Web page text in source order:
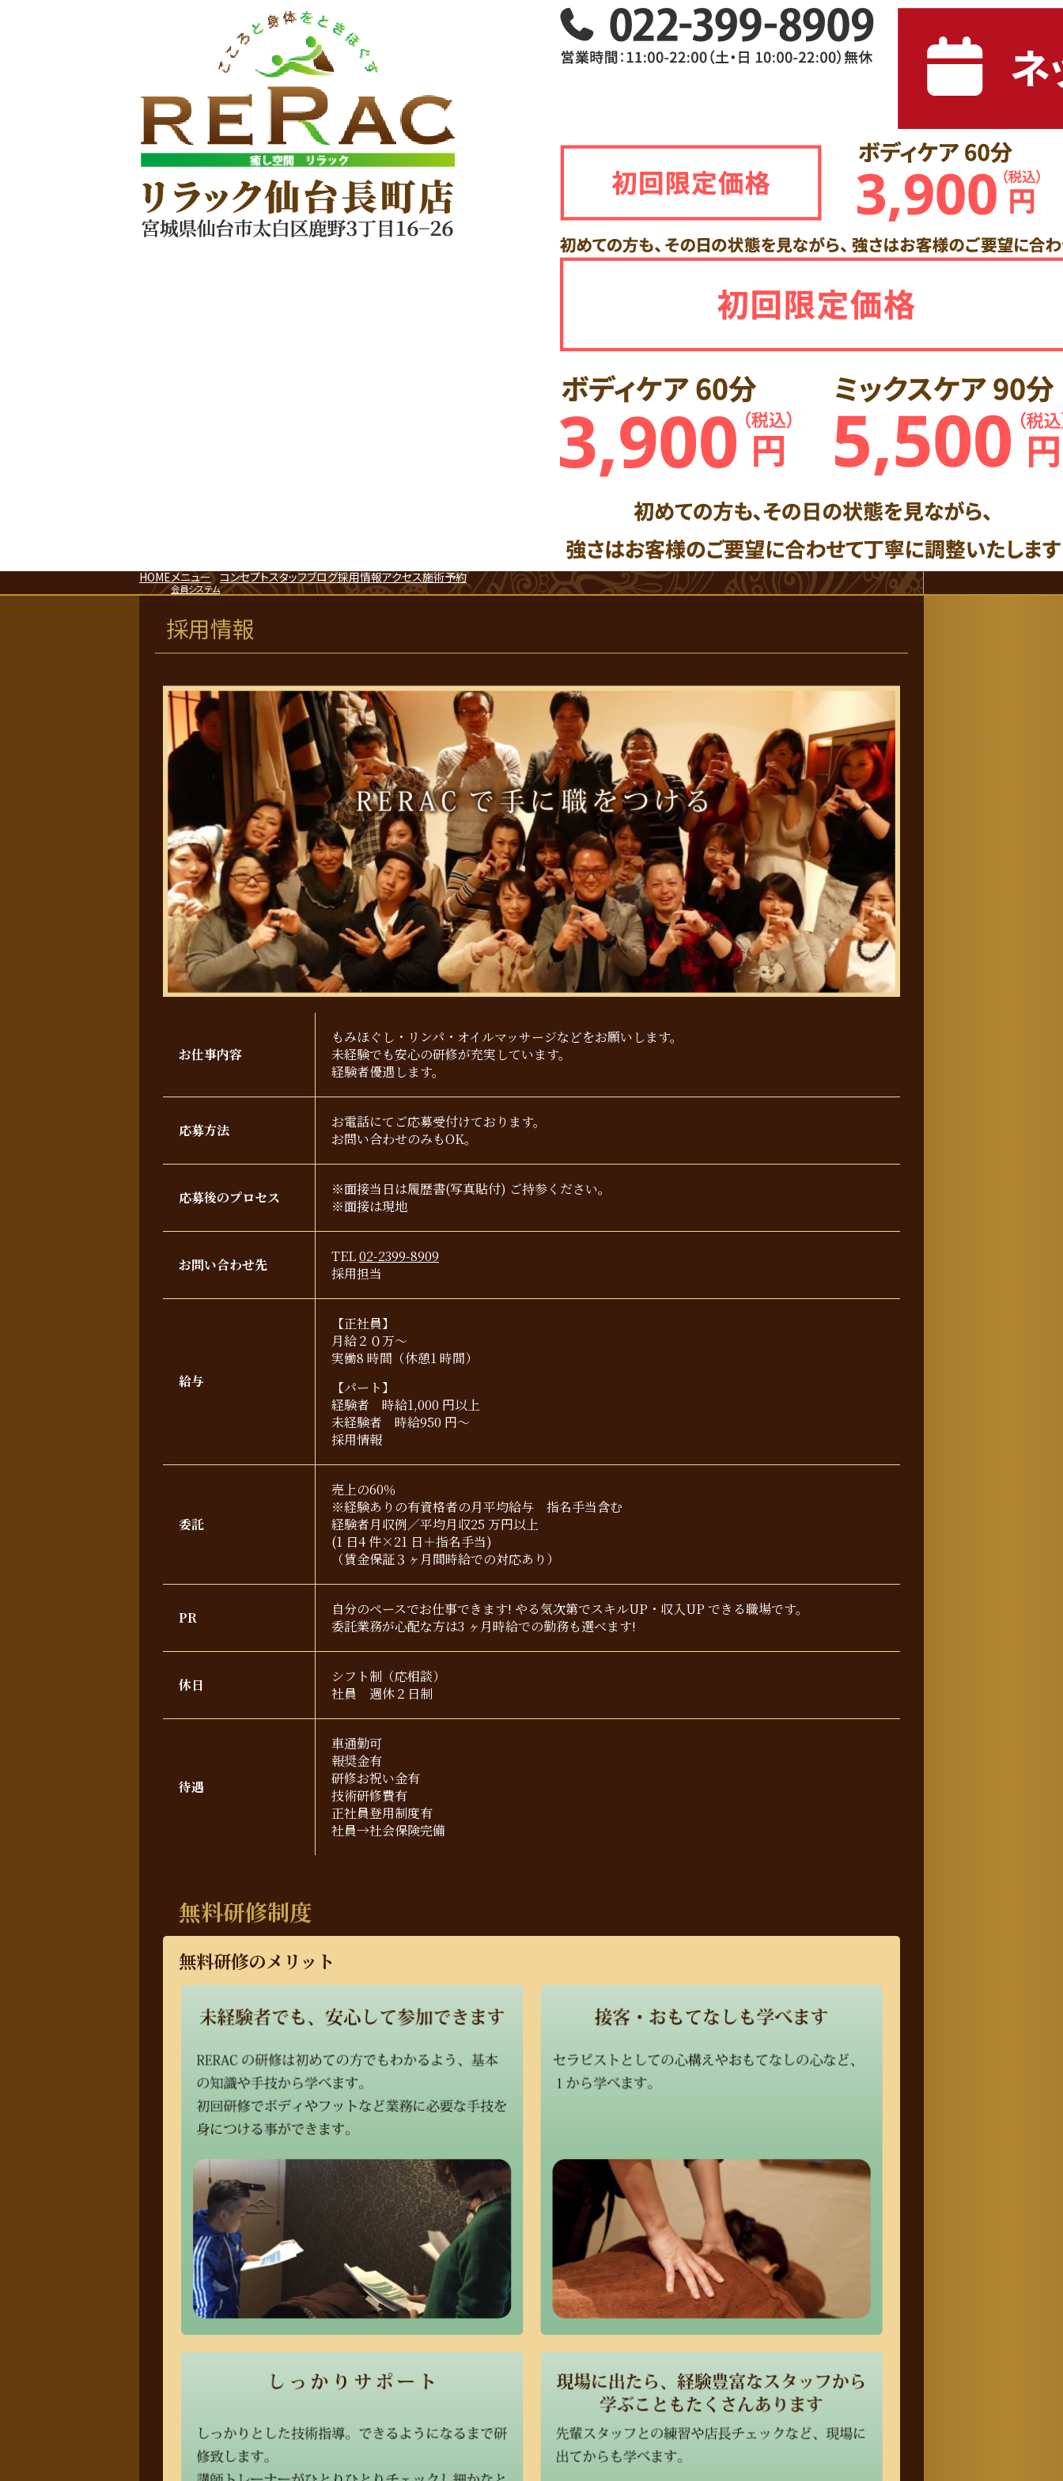
HOMEメニュー
会員システム
コンセプトスタッフブログ採用情報アクセス施術予約
採用情報
お仕事内容
もみほぐし・リンパ・オイルマッサージなどをお願いします。
未経験でも安心の研修が充実しています。
経験者優遇します。
応募方法
お電話にてご応募受付けております。
お問い合わせのみもOK。
応募後のプロセス
※面接当日は履歴書(写真貼付) ご持参ください。
※面接は現地
お問い合わせ先 TEL02-2399-8909
採用担当
給与
【正社員】
月給２０万～
実働8 時間（休憩1 時間）
【パート】
経験者 時給1,000 円以上
未経験者 時給950 円～
採用情報
委託
売上の60％
※経験ありの有資格者の月平均給与 指名手当含む
経験者月収例／平均月収25 万円以上
(1 日4 件×21 日＋指名手当)
（賃金保証３ヶ月間時給での対応あり）
PR
自分のペースでお仕事できます! やる気次第でスキルUP・収入UP できる職場です。
委託業務が心配な方は3 ヶ月時給での勤務も選べます!
休日
シフト制（応相談）
社員 週休２日制
待遇
車通勤可
報奨金有
研修お祝い金有
技術研修費有
正社員登用制度有
社員→社会保険完備
無料研修制度
無料研修のメリット